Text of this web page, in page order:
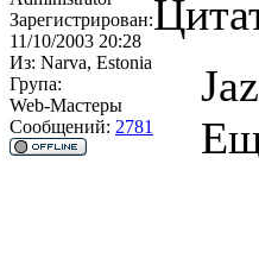
Зарегистрирован:
11/10/2003 20:28
Из: Narva, Estonia
Група:
Web-Мастеры
Сообщений: 2781